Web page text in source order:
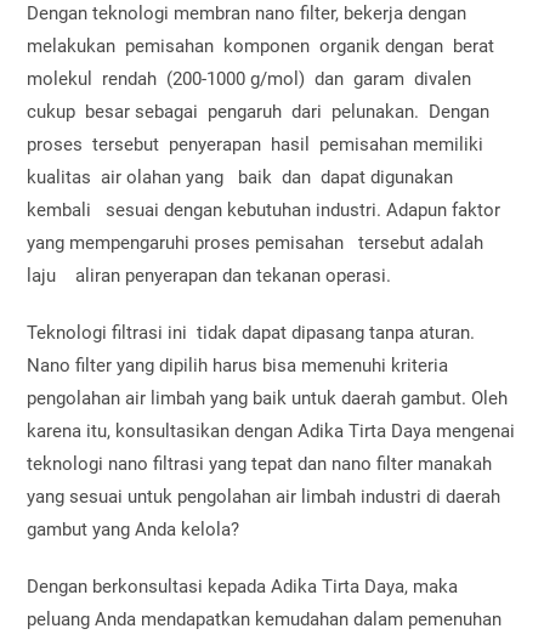
Dengan teknologi membran nano filter, bekerja dengan
melakukan pemisahan komponen organik dengan berat
molekul rendah (200-1000 g/mol) dan garam divalen
cukup besar sebagai pengaruh dari pelunakan. Dengan
proses tersebut penyerapan hasil pemisahan memiliki
kualitas air olahan yang baik dan dapat digunakan
kembali sesuai dengan kebutuhan industri. Adapun faktor
yang mempengaruhi proses pemisahan tersebut adalah
laju aliran penyerapan dan tekanan operasi.
Teknologi filtrasi ini tidak dapat dipasang tanpa aturan.
Nano filter yang dipilih harus bisa memenuhi kriteria
pengolahan air limbah yang baik untuk daerah gambut. Oleh
karena itu, konsultasikan dengan Adika Tirta Daya mengenai
teknologi nano filtrasi yang tepat dan nano filter manakah
yang sesuai untuk pengolahan air limbah industri di daerah
gambut yang Anda kelola?
Dengan berkonsultasi kepada Adika Tirta Daya, maka
peluang Anda mendapatkan kemudahan dalam pemenuhan